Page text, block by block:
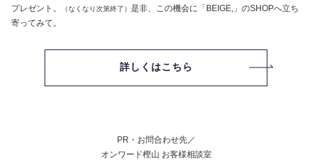
プレゼント。
（なくなり次第終了） 是非、この機会に「BEIGE,」のSHOPへ立ち
寄ってみて。
詳しくはこちら
PR・お問合わせ先／
オンワード樫山 お客様相談室